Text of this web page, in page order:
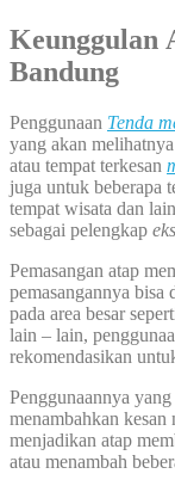
Keunggulan
Bandung
Penggunaan Tenda
yang akan
atau tempat terkesan
juga untuk beberapa
tempat wisata dan
sebagai pelengkap
Pemasangan atap
pemasangannya
pada area besar
lain – lain,
rekomendasikan
Penggunaannya
menambahkan
menjadikan atap
atau menambah